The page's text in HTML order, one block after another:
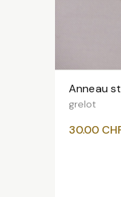
Anneau
grelot
30.00